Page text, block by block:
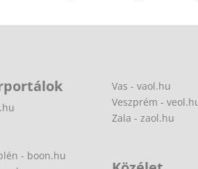
- boon.hu
Vas - vaol.hu
Veszprém -
Zala - zaol.hu